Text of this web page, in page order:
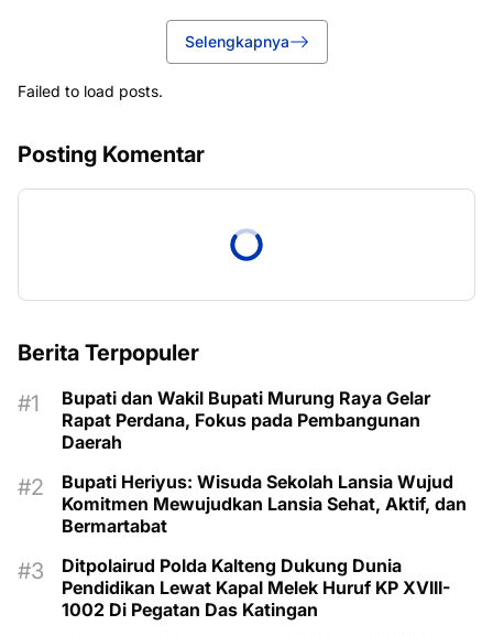
Selengkapnya
Failed to load posts.
Posting Komentar
Berita Terpopuler
Bupati dan Wakil Bupati Murung Raya Gelar
Rapat Perdana, Fokus pada Pembangunan
Daerah
Bupati Heriyus: Wisuda Sekolah Lansia Wujud
Komitmen Mewujudkan Lansia Sehat, Aktif, dan
Bermartabat
Ditpolairud Polda Kalteng Dukung Dunia
Pendidikan Lewat Kapal Melek Huruf KP XVIII-
1002 Di Pegatan Das Katingan